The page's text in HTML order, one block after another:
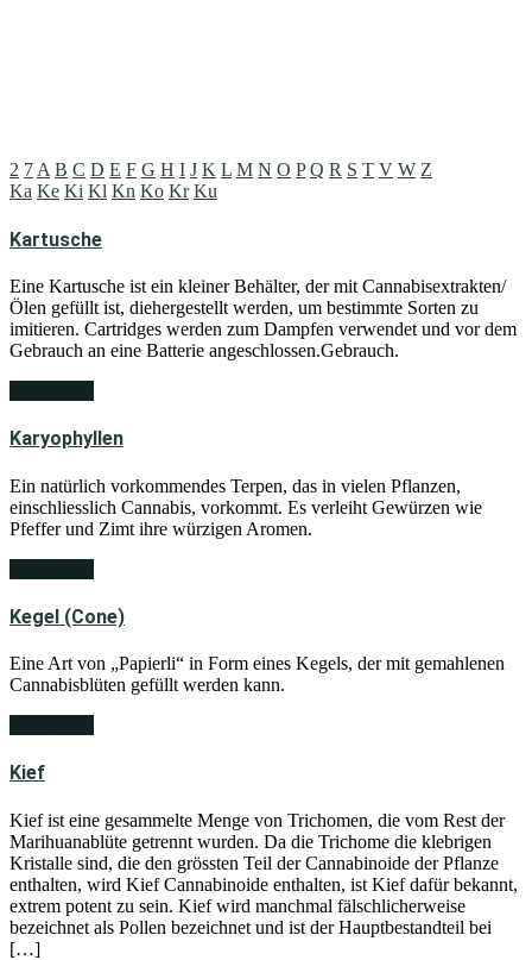
2 7A B C D E F G H I J K L M N O P Q R S T V W Z
Ka Ke Ki Kl Kn Ko Kr Ku
Kartusche
Eine Kartusche ist ein kleiner Behälter, der mit Cannabisextrakten/
Ölen gefüllt ist, diehergestellt werden, um bestimmte Sorten zu
imitieren. Cartridges werden zum Dampfen verwendet und vor dem
Gebrauch an eine Batterie angeschlossen.Gebrauch.
Karyophyllen
Ein natürlich vorkommendes Terpen, das in vielen Pflanzen,
einschliesslich Cannabis, vorkommt. Es verleiht Gewürzen wie
Pfeffer und Zimt ihre würzigen Aromen.
Kegel (Cone)
Eine Art von „Papierli“ in Form eines Kegels, der mit gemahlenen
Cannabisblüten gefüllt werden kann.
Kief
Kief ist eine gesammelte Menge von Trichomen, die vom Rest der
Marihuanablüte getrennt wurden. Da die Trichome die klebrigen
Kristalle sind, die den grössten Teil der Cannabinoide der Pflanze
enthalten, wird Kief Cannabinoide enthalten, ist Kief dafür bekannt,
extrem potent zu sein. Kief wird manchmal fälschlicherweise
bezeichnet als Pollen bezeichnet und ist der Hauptbestandteil bei
[…]